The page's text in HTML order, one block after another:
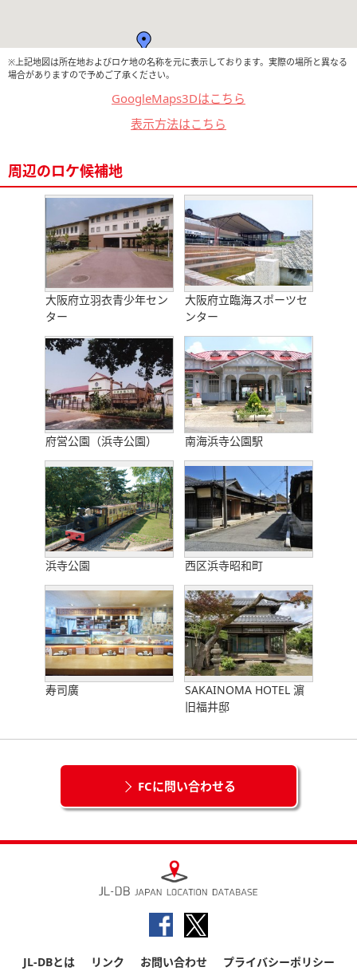
※上記地図は所在地およびロケ地の名称を元に表示しております。実際の場所と異なる
場合がありますので予めご了承ください。
GoogleMaps3Dはこちら
表示方法はこちら
周辺のロケ候補地
大阪府立羽衣青少年セン
ター
大阪府立臨海スポーツセ
ンター
府営公園（浜寺公園） 南海浜寺公園駅
浜寺公園 西区浜寺昭和町
寿司廣
SAKAINOMA HOTEL 濵
旧福井邸
FCに問い合わせる
JL-DBとは リンク お問い合わせ プライバシーポリシー